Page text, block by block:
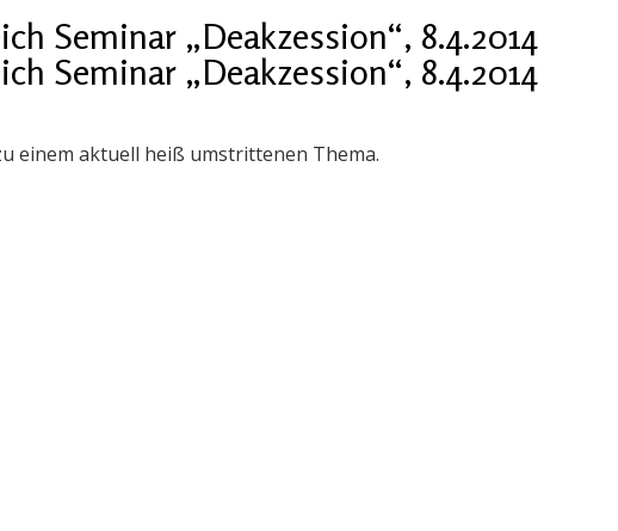
Seminar „Deakzession“, 8.4.2014
Seminar „Deakzession“, 8.4.2014
einem aktuell heiß umstrittenen Thema.